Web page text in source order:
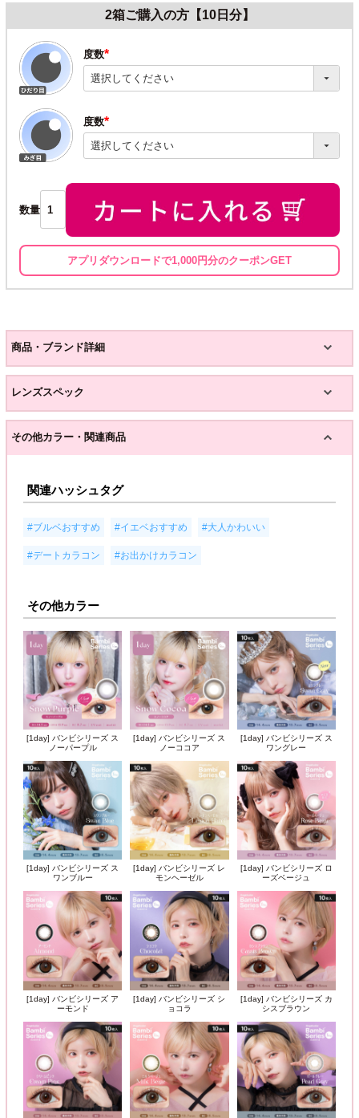
2箱ご購入の方【10日分】
度数
(必
須)
度数
(必
須)
数量
アプリダウンロードで1,000円分のクーポンGET
商品・ブランド詳細
レンズスペック
その他カラー・関連商品
関連ハッシュタグ
#ブルベおすすめ #イエベおすすめ #大人かわいい
#デートカラコン #お出かけカラコン
その他カラー
[1day] バンビシリーズ ス
ノーパープル
[1day] バンビシリーズ ス
ノーココア
[1day] バンビシリーズ ス
ワングレー
[1day] バンビシリーズ ス
ワンブルー
[1day] バンビシリーズ レ
モンヘーゼル
[1day] バンビシリーズ ロ
ーズベージュ
[1day] バンビシリーズ ア
ーモンド
[1day] バンビシリーズ シ
ョコラ
[1day] バンビシリーズ カ
シスブラウン